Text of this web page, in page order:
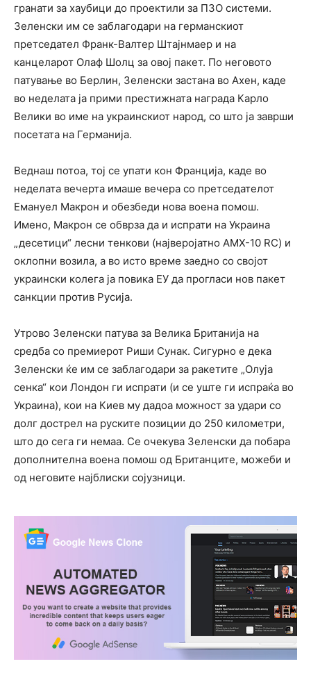
гранати за хаубици до проектили за ПЗО системи.
Зеленски им се заблагодари на германскиот
претседател Франк-Валтер Штајнмаер и на
канцеларот Олаф Шолц за овој пакет. По неговото
патување во Берлин, Зеленски застана во Ахен, каде
во неделата ја прими престижната награда Карло
Велики во име на украинскиот народ, со што ја заврши
посетата на Германија.
Веднаш потоа, тој се упати кон Франција, каде во
неделата вечерта имаше вечера со претседателот
Емануел Макрон и обезбеди нова воена помош.
Имено, Макрон се обврза да и испрати на Украина
„десетици“ лесни тенкови (најверојатно AMX-10 RC) и
оклопни возила, а во исто време заедно со својот
украински колега ја повика ЕУ да прогласи нов пакет
санкции против Русија.
Утрово Зеленски патува за Велика Британија на
средба со премиерот Риши Сунак. Сигурно е дека
Зеленски ќе им се заблагодари за ракетите „Олуја
сенка“ кои Лондон ги испрати (и се уште ги испраќа во
Украина), кои на Киев му дадоа можност за удари со
долг дострел на руските позиции до 250 километри,
што до сега ги немаа. Се очекува Зеленски да побара
дополнителна воена помош од Британците, можеби и
од неговите најблиски сојузници.